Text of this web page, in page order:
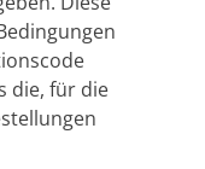
die, für die